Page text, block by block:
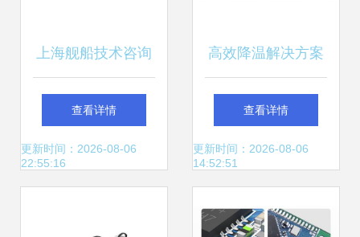
上海舰船技术咨询
部常熟船舶设备厂
专业护航，技术赋
查看详情
更新时间：2026-08-06
22:55:16
高效降温解决方案
助力铁凌金属制品
加工厂提升生产环
查看详情
更新时间：2026-08-06
14:52:51